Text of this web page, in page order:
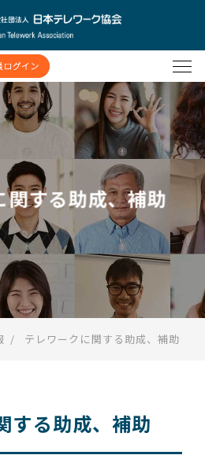
関する助成、補助
テレワークに関する助成、補助
する助成、補助